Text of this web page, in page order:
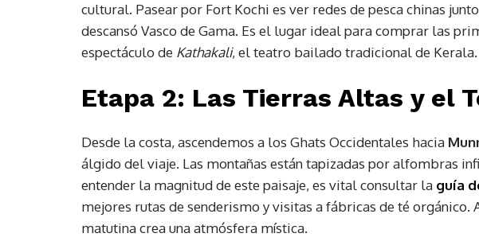
cultural. Pasear por Fort Kochi es ver redes de pesca chinas
descansó Vasco de Gama. Es el lugar ideal para comprar las
espectáculo de Kathakali, el teatro bailado tradicional de Kerala.
Etapa 2: Las Tierras Altas y el
Desde la costa, ascendemos a los Ghats Occidentales hacia
álgido del viaje. Las montañas están tapizadas por alfombras
entender la magnitud de este paisaje, es vital consultar la guía
mejores rutas de senderismo y visitas a fábricas de té orgánico.
matutina crea una atmósfera mística.